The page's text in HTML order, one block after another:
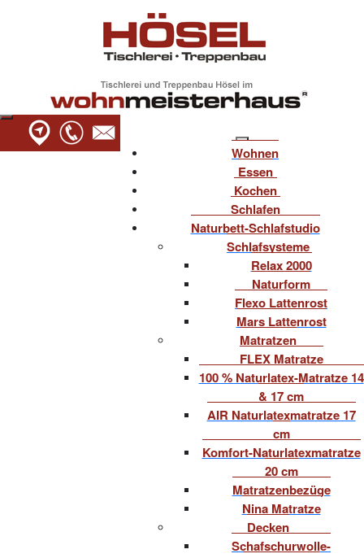
Wohnen
Essen
Kochen
Schlafen
Naturbett-Schlafstudio
Schlafsysteme
Relax 2000
Naturform
Flexo Lattenrost
Mars Lattenrost
Matratzen
FLEX Matratze
100 % Naturlatex-Matratze 14
& 17 cm
AIR Naturlatexmatratze 17
cm
Komfort-Naturlatexmatratze
20 cm
Matratzenbezüge
Nina Matratze
Decken
Schafschurwolle-